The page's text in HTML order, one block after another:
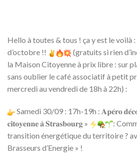
Hello à toutes & tous ! ça y est le voilà
d’octobre !!
(gratuits si rien
la Maison Citoyenne à prix libre : sur
sans oublier le café associatif à petit
mercredi au vendredi de 18h à 22h) :
Samedi 30/09 : 17h-19h : 𝐀𝐩𝐞́𝐫𝐨
𝐜𝐢𝐭𝐨𝐲𝐞𝐧𝐧𝐞 𝐚̀ 𝐒𝐭𝐫𝐚𝐬𝐛𝐨𝐮𝐫𝐠 »
:
transition énergétique du territoire ?
Brasseurs d’Energie » !